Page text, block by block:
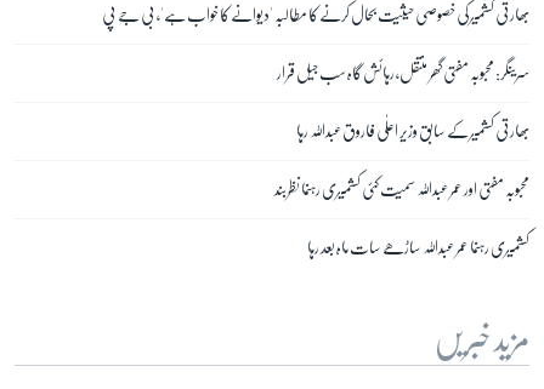
بھارتی کشمیر کی خصوصی حیثیت بحال کرنے کا مطالبہ 'دیوانے کا خواب ہے'، بی جے پی
سرینگر: محبوبہ مفتی گھر منتقل، رہائش گاہ سب جیل قرار
بھارتی کشمیر کے سابق وزیر اعلٰی فاروق عبداللہ رہا
محبوبہ مفتی اور عمر عبداللہ سمیت کئی کشمیری رہنما نظربند
کشمیری رہنما عمر عبداللہ ساڑھے سات ماہ بعد رہا
مزید خبریں